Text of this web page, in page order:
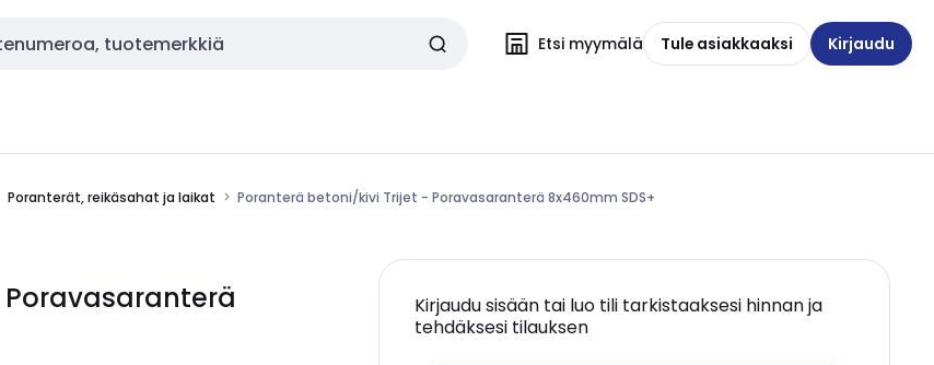
Etsi myymälä Tule asiakkaaksi Kirjaudu
Poranterät, reikäsahat ja laikat Poranterä betoni/kivi Trijet - Poravasaranterä 8x460mm SDS+
Poravasaranterä
Kirjaudu sisään tai luo tili tarkistaaksesi hinnan ja
tehdäksesi tilauksen